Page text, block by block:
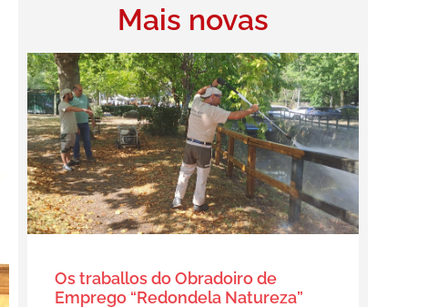
Mais novas
Os traballos do Obradoiro de
Emprego “Redondela Natureza”